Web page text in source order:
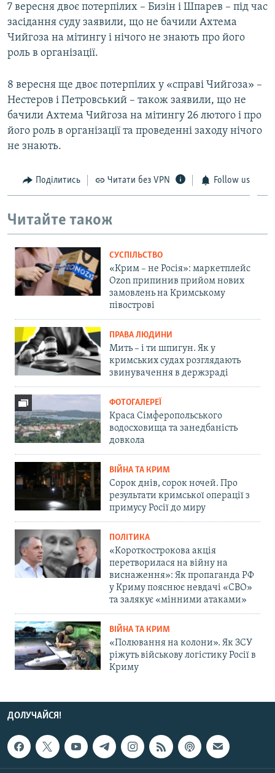
7 вересня двоє потерпілих – Бизін і Шпарев – під час
засідання суду заявили, що не бачили Ахтема
Чийгоза на мітингу і нічого не знають про його
роль в організації.
8 вересня ще двоє потерпілих у «справі Чийгоза» –
Нестеров і Петровський – також заявили, що не
бачили Ахтема Чийгоза на мітингу 26 лютого і про
його роль в організації та проведенні заходу нічого
не знають.
Поділитись Читати без VPN Follow us
Читайте також
СУСПІЛЬСТВО
«Крим – не Росія»: маркетплейс
Ozon припинив прийом нових
замовлень на Кримському
півострові
ПРАВА ЛЮДИНИ
Мить – і ти шпигун. Як у
кримських судах розглядають
звинувачення в держзраді
ФОТОГАЛЕРЕЇ
Краса Сімферопольського
водосховища та занедбаність
довкола
ВІЙНА ТА КРИМ
Сорок днів, сорок ночей. Про
результати кримської операції з
примусу Росії до миру
ПОЛІТИКА
«Короткострокова акція
перетворилася на війну на
виснаження»: Як пропаганда РФ
у Криму пояснює невдачі «СВО»
та залякує «мінними атаками»
ВІЙНА ТА КРИМ
«Полювання на колони». Як ЗСУ
ріжуть військову логістику Росії в
Криму
ДОЛУЧАЙСЯ!